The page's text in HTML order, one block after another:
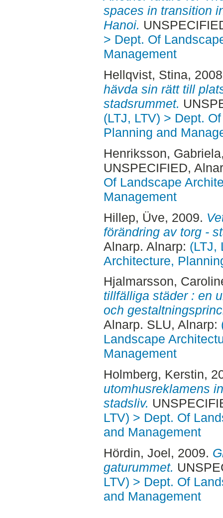
spaces in transition
Hanoi.
> Dept. Of
Management
Hellqvist, Stina,
hävda sin rätt till
stadsrummet.
(LTJ, LTV) > Dept.
Planning and
Henriksson, Gabriela
UNSPECIFIED,
Of Landscape
Management
Hillep, Üve, 2009.
förändring av torg -
Alnarp. Alnarp: (LTJ,
Architecture,
Hjalmarsson,
tillfälliga städer : en
och
Alnarp. SLU, Alnarp:
Landscape
Management
Holmberg, Kerstin,
utomhusreklamens
stadsliv.
LTV) > Dept. Of
and Management
Hördin, Joel, 2009.
gaturummet.
LTV) > Dept. Of
and Management